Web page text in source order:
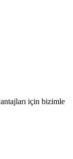
için bizimle